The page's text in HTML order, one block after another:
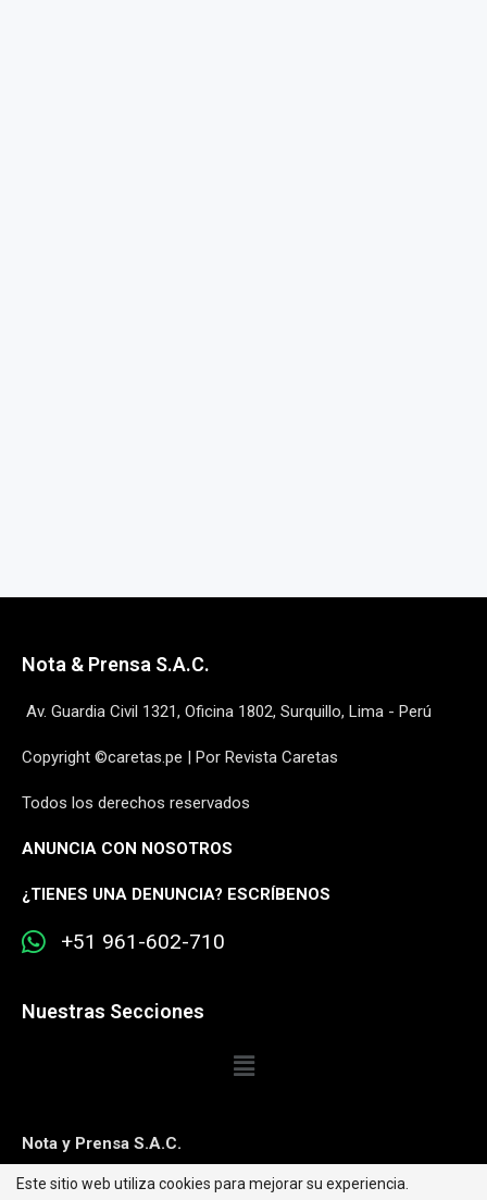
Nota & Prensa S.A.C.
Av. Guardia Civil 1321, Oficina 1802, Surquillo, Lima - Perú
Copyright ©caretas.pe | Por Revista Caretas
Todos los derechos reservados
ANUNCIA CON NOSOTROS
¿TIENES UNA DENUNCIA? ESCRÍBENOS
+51 961-602-710
Nuestras Secciones
Nota y Prensa S.A.C.
Contacto:editorweb@caretas.com.pe
Este sitio web utiliza cookies para mejorar su experiencia.